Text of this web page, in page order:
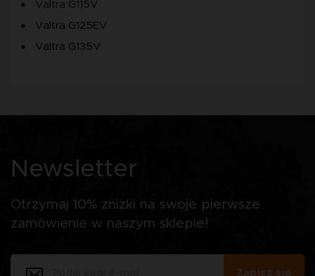
Valtra G115V
Valtra G125EV
Valtra G135V
Newsletter
Otrzymaj 10% zniżki na swoje pierwsze
zamówienie w naszym sklepie!
Zapisz się